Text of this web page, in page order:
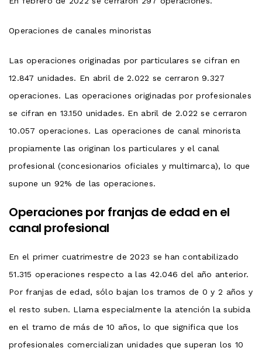
Operaciones de canales minoristas
Las operaciones originadas por particulares se cifran en
12.847 unidades. En abril de 2.022 se cerraron 9.327
operaciones. Las operaciones originadas por profesionales
se cifran en 13.150 unidades. En abril de 2.022 se cerraron
10.057 operaciones. Las operaciones de canal minorista
propiamente las originan los particulares y el canal
profesional (concesionarios oficiales y multimarca), lo que
supone un 92% de las operaciones.
Operaciones por franjas de edad en el
canal profesional
En el primer cuatrimestre de 2023 se han contabilizado
51.315 operaciones respecto a las 42.046 del año anterior.
Por franjas de edad, sólo bajan los tramos de 0 y 2 años y
el resto suben. Llama especialmente la atención la subida
en el tramo de más de 10 años, lo que significa que los
profesionales comercializan unidades que superan los 10